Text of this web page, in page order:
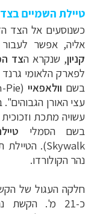
טיילת השמיים
כשנוסעים אל הצד
אליה, אפשר
קניון, שנקרא הצד
לפארק הלאומי
בשם וולאפאיי(
Pie
עשויה מתכת
בשם הסמלי
Skywalk)
נהר הקולורדו.
חלקה העגול של
כ-21 מ'.
תכנון
תכנון
היעדים »